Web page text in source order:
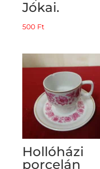
Jókai.
500 Ft
Hollóházi
porcelán